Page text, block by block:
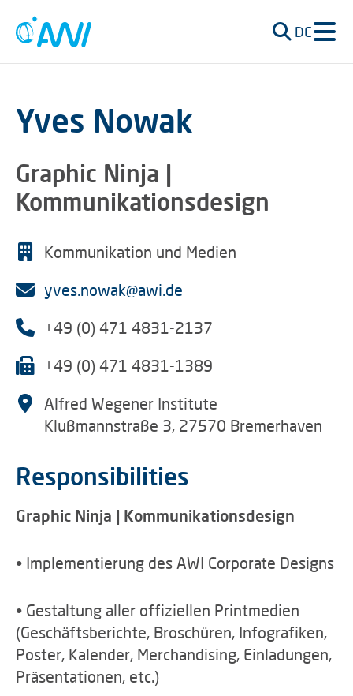
DE
Yves Nowak
Graphic Ninja |
Kommunikationsdesign
Kommunikation und Medien
yves.nowak@awi.de
+49 (0) 471 4831-2137
+49 (0) 471 4831-1389
Alfred Wegener Institute
Klußmannstraße 3, 27570 Bremerhaven
Responsibilities
Graphic Ninja | Kommunikationsdesign
• Implementierung des AWI Corporate Designs
• Gestaltung aller offiziellen Printmedien
(Geschäftsberichte, Broschüren, Infografiken,
Poster, Kalender, Merchandising, Einladungen,
Präsentationen, etc.)